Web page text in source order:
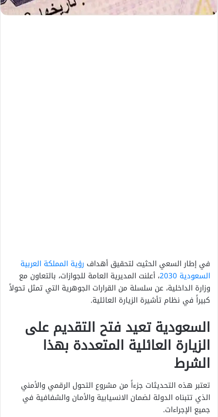
في إطار السعي الحثيث لتحقيق أهداف رؤية المملكة العربية
السعودية 2030
، أعلنت المديرية العامة للجوازات، بالتعاون مع
وزارة الداخلية، عن سلسلة من القرارات الجوهرية التي تمثل تحولاً
كبيراً في نظام تأشيرة الزيارة العائلية.
السعودية تعيد فتح التقديم على
الزيارة العائلية المتعددة بهذا
الشرط
تعتبر هذه التحديثات جزءاً من مشروع التحول الرقمي والأمني
الذي تتبناه الدولة لضمان الانسيابية والأمان والشفافية في
جميع الإجراءات.